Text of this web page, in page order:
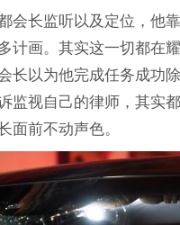
会长监听以及定位，他
计画。其实这一切都在
长以为他完成任务成功
监视自己的律师，其实
面前不动声色。